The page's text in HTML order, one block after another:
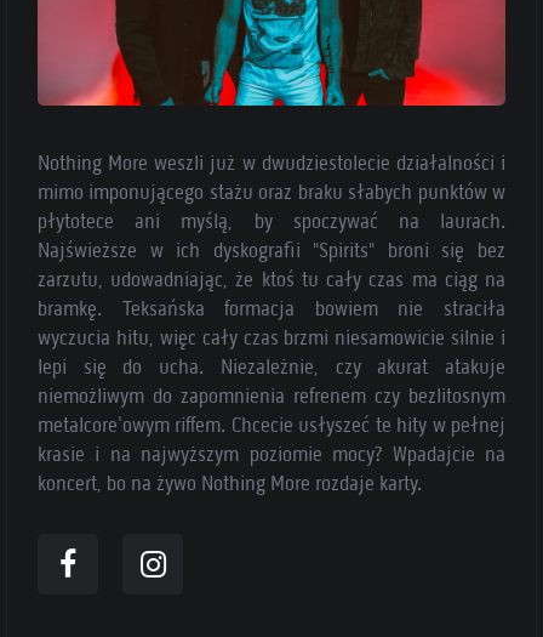
Nothing More weszli już w dwudziestolecie działalności i
mimo imponującego stażu oraz braku słabych punktów w
płytotece ani myślą, by spoczywać na laurach.
Najświeższe w ich dyskografii "Spirits" broni się bez
zarzutu, udowadniając, że ktoś tu cały czas ma ciąg na
bramkę. Teksańska formacja bowiem nie straciła
wyczucia hitu, więc cały czas brzmi niesamowicie silnie i
lepi się do ucha. Niezależnie, czy akurat atakuje
niemożliwym do zapomnienia refrenem czy bezlitosnym
metalcore'owym riffem. Chcecie usłyszeć te hity w pełnej
krasie i na najwyższym poziomie mocy? Wpadajcie na
koncert, bo na żywo Nothing More rozdaje karty.